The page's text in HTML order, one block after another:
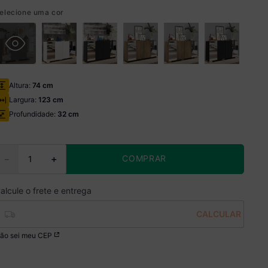
uma cor
Altura: 74 cm
Largura: 123 cm
Profundidade: 32 cm
＋
－ COMPRAR
sei meu CEP